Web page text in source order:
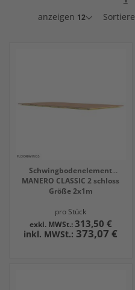
anzeigen
Schwingbodenelement
MANERO CLASSIC 2 schloss
Größe 2x1m
pro Stück
373,07 €
313,50 €